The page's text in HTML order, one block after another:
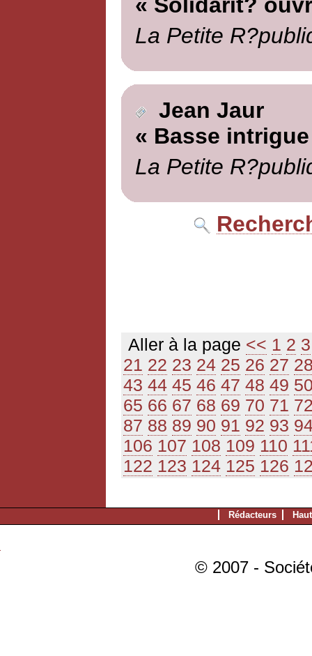
La Petite
Jean Jaur
« Basse
La Petite
Aller à la page << 1 2 3
21 22 23 24 25 26 27
43 44 45 46 47 48 49
65 66 67 68 69 70 71
87 88 89 90 91 92 93
106 107 108 109 110
122 123 124 125 126
Rédacteurs
© 2007 -